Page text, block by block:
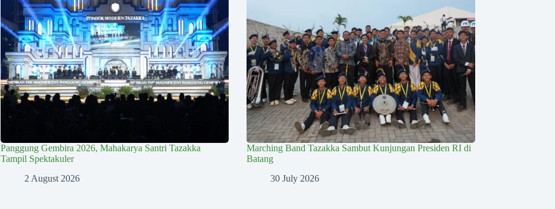
Panggung Gembira 2026, Mahakarya Santri Tazakka
Tampil Spektakuler
2 August 2026
Marching Band Tazakka Sambut Kunjungan Presiden RI di
Batang
30 July 2026